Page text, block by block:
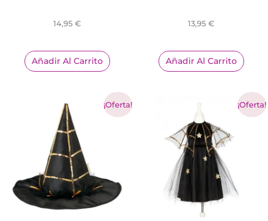
14,95 €
Añadir Al Carrito
13,95 €
Añadir Al Carrito
¡Oferta! ¡Oferta!